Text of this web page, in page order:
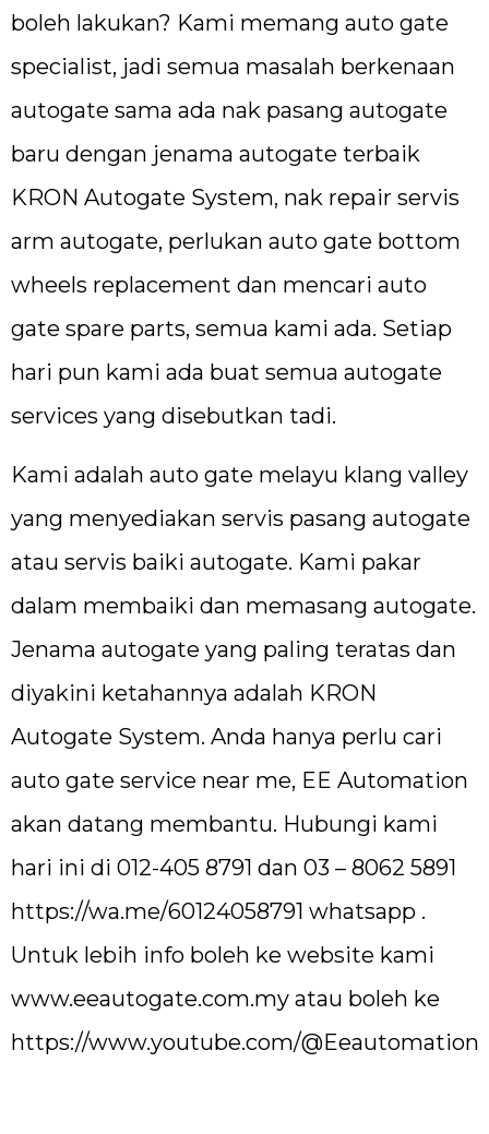
boleh lakukan? Kami memang auto gate
specialist, jadi semua masalah berkenaan
autogate sama ada nak pasang autogate
baru dengan jenama autogate terbaik
KRON Autogate System, nak repair servis
arm autogate, perlukan auto gate bottom
wheels replacement dan mencari auto
gate spare parts, semua kami ada. Setiap
hari pun kami ada buat semua autogate
services yang disebutkan tadi.
Kami adalah auto gate melayu klang valley
yang menyediakan servis pasang autogate
atau servis baiki autogate. Kami pakar
dalam membaiki dan memasang autogate.
Jenama autogate yang paling teratas dan
diyakini ketahannya adalah KRON
Autogate System. Anda hanya perlu cari
auto gate service near me, EE Automation
akan datang membantu. Hubungi kami
hari ini di 012-405 8791 dan 03 – 8062 5891
https://wa.me/60124058791 whatsapp .
Untuk lebih info boleh ke website kami
www.eeautogate.com.my atau boleh ke
https://www.youtube.com/@Eeautomation